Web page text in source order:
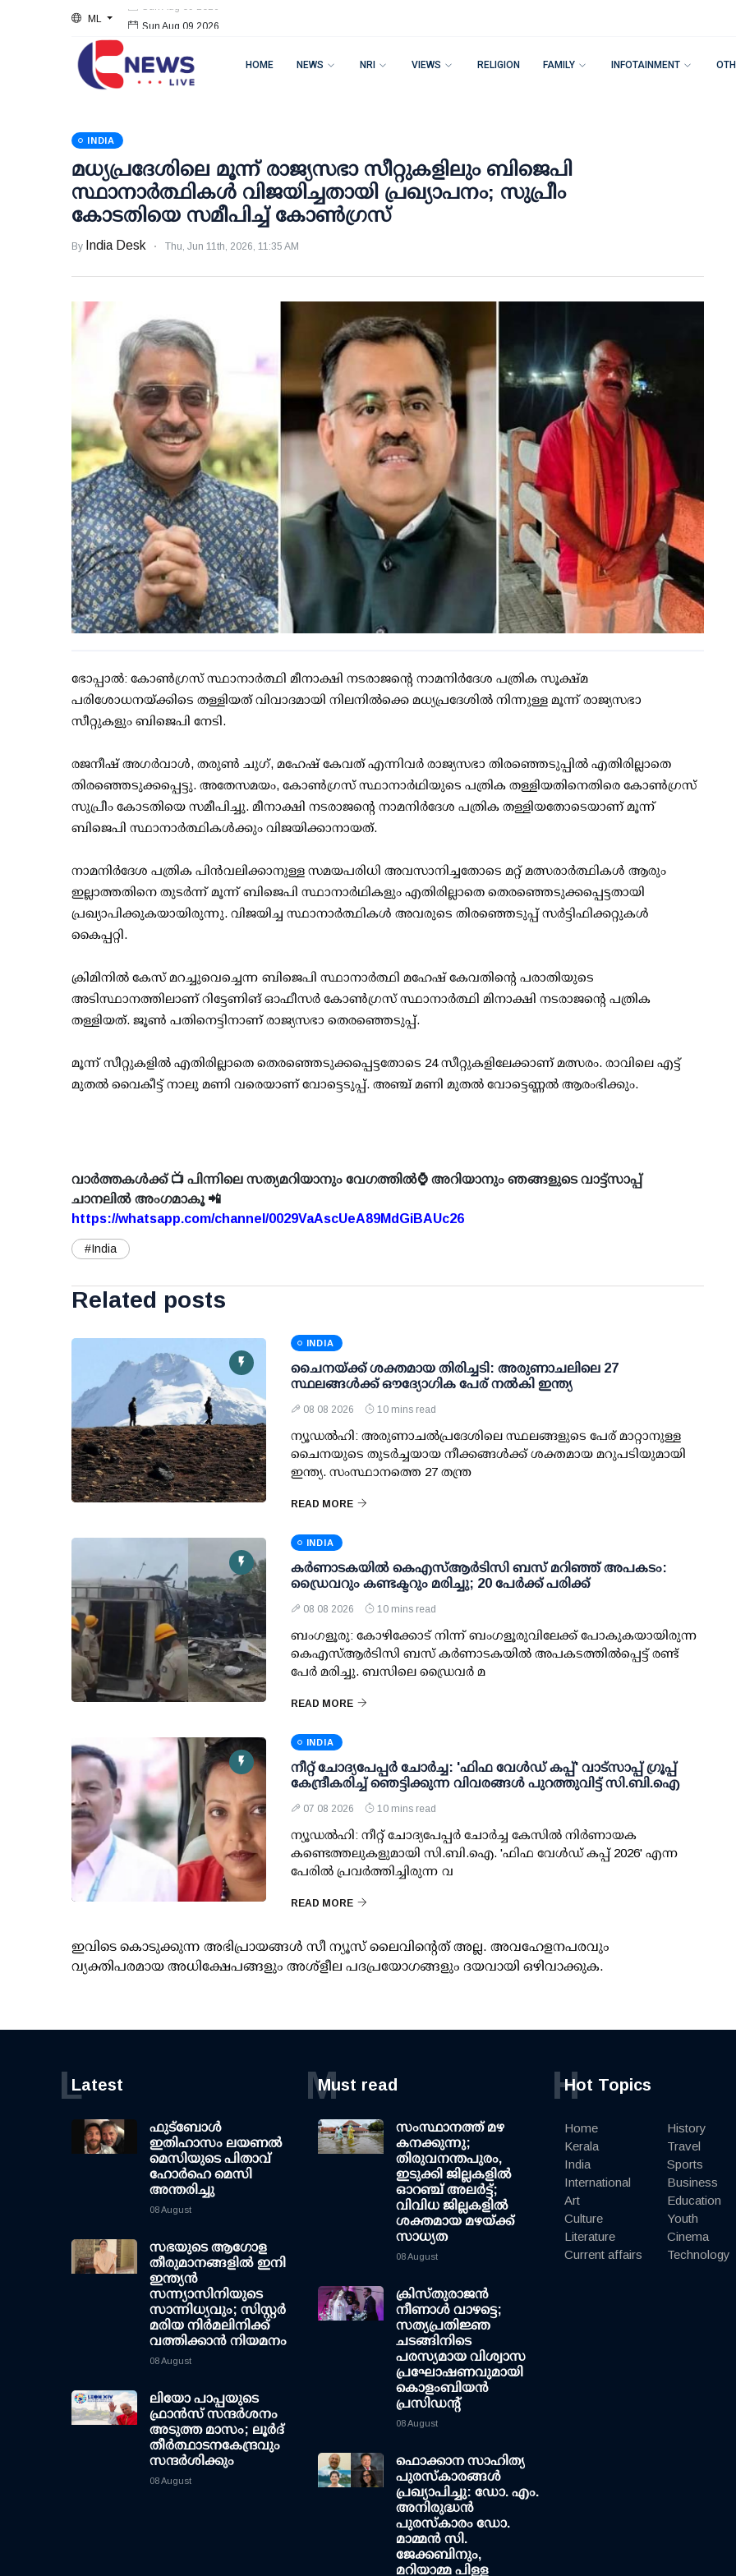
ML Sun Aug 09 2026
HOME NEWS NRI VIEWS RELIGION FAMILY INFOTAINMENT
INDIA
മധ്യപ്രദേശിലെ മൂന്ന് രാജ്യസഭാ സീറ്റുകളിലും ബിജെപി
സ്ഥാനാര്‍ത്ഥികള്‍ വിജയിച്ചതായി പ്രഖ്യാപനം; സുപ്രീം
കോടതിയെ സമീപിച്ച് കോണ്‍ഗ്രസ്
By India Desk Thu, Jun 11th, 2026, 11:35 AM
ഭോപ്പാല്‍: കോണ്‍ഗ്രസ് സ്ഥാനാര്‍ത്ഥി മീനാക്ഷി നടരാജന്റെ നാമനിര്‍ദേശ പത്രിക സൂക്ഷ്മ
പരിശോധനയ്ക്കിടെ തള്ളിയത് വിവാദമായി നിലനില്‍ക്കെ മധ്യപ്രദേശില്‍ നിന്നുള്ള മൂന്ന് രാജ്യസഭാ
സീറ്റുകളും ബിജെപി നേടി.
രജനീഷ് അഗര്‍വാള്‍, തരുണ്‍ ചുഗ്, മഹേഷ് കേവത് എന്നിവര്‍ രാജ്യസഭാ തിരഞ്ഞെടുപ്പില്‍ എതിരില്ലാതെ
തിരഞ്ഞെടുക്കപ്പെട്ടു. അതേസമയം, കോണ്‍ഗ്രസ് സ്ഥാനാര്‍ഥിയുടെ പത്രിക തള്ളിയതിനെതിരെ കോണ്‍ഗ്രസ്
സുപ്രീം കോടതിയെ സമീപിച്ചു. മീനാക്ഷി നടരാജന്റെ നാമനിര്‍ദേശ പത്രിക തള്ളിയതോടെയാണ് മൂന്ന്
ബിജെപി സ്ഥാനാര്‍ത്ഥികള്‍ക്കും വിജയിക്കാനായത്.
നാമനിര്‍ദേശ പത്രിക പിന്‍വലിക്കാനുള്ള സമയപരിധി അവസാനിച്ചതോടെ മറ്റ് മത്സരാര്‍ത്ഥികള്‍ ആരും
ഇല്ലാത്തതിനെ തുടര്‍ന്ന് മൂന്ന് ബിജെപി സ്ഥാനാര്‍ഥികളും എതിരില്ലാതെ തെരഞ്ഞെടുക്കപ്പെട്ടതായി
പ്രഖ്യാപിക്കുകയായിരുന്നു. വിജയിച്ച സ്ഥാനാര്‍ത്ഥികള്‍ അവരുടെ തിരഞ്ഞെടുപ്പ് സര്‍ട്ടിഫിക്കറ്റുകള്‍
കൈപ്പറ്റി.
ക്രിമിനില്‍ കേസ് മറച്ചുവെച്ചെന്ന ബിജെപി സ്ഥാനാര്‍ത്ഥി മഹേഷ് കേവതിന്റെ പരാതിയുടെ
അടിസ്ഥാനത്തിലാണ് റിട്ടേണിങ് ഓഫീസര്‍ കോണ്‍ഗ്രസ് സ്ഥാനാര്‍ത്ഥി മിനാക്ഷി നടരാജന്റെ പത്രിക
തള്ളിയത്. ജൂണ്‍ പതിനെട്ടിനാണ് രാജ്യസഭാ തെരഞ്ഞെടുപ്പ്.
മൂന്ന് സീറ്റുകളില്‍ എതിരില്ലാതെ തെരഞ്ഞെടുക്കപ്പെട്ടതോടെ 24 സീറ്റുകളിലേക്കാണ് മത്സരം. രാവിലെ എട്ട്
മുതല്‍ വൈകീട്ട് നാലു മണി വരെയാണ് വോട്ടെടുപ്പ്. അഞ്ച് മണി മുതല്‍ വോട്ടെണ്ണല്‍ ആരംഭിക്കും.
വാർത്തകൾക്ക് 📺 പിന്നിലെ സത്യമറിയാനും വേഗത്തിൽ⌚ അറിയാനും ഞങ്ങളുടെ വാട്ട്സാപ്പ്
ചാനലിൽ അംഗമാകൂ 📲
https://whatsapp.com/channel/0029VaAscUeA89MdGiBAUc26
#India
Related posts
INDIA
ചൈനയ്ക്ക് ശക്തമായ തിരിച്ചടി: അരുണാചലിലെ 27
സ്ഥലങ്ങള്‍ക്ക് ഔദ്യോഗിക പേര് നല്‍കി ഇന്ത്യ
08 08 2026 10 mins read
ന്യൂഡല്‍ഹി: അരുണാചല്‍പ്രദേശിലെ സ്ഥലങ്ങളുടെ പേര് മാറ്റാനുള്ള
ചൈനയുടെ തുടര്‍ച്ചയായ നീക്കങ്ങള്‍ക്ക് ശക്തമായ മറുപടിയുമായി
ഇന്ത്യ. സംസ്ഥാനത്തെ 27 തന്ത്ര
READ MORE
INDIA
കര്‍ണാടകയില്‍ കെഎസ്ആര്‍ടിസി ബസ് മറിഞ്ഞ് അപകടം:
ഡ്രൈവറും കണ്ടക്ടറും മരിച്ചു; 20 പേര്‍ക്ക് പരിക്ക്
08 08 2026 10 mins read
ബംഗളൂരു: കോഴിക്കോട് നിന്ന് ബംഗളൂരുവിലേക്ക് പോകുകയായിരുന്ന
കെഎസ്ആര്‍ടിസി ബസ് കര്‍ണാടകയില്‍ അപകടത്തില്‍പ്പെട്ട് രണ്ട്
പേര്‍ മരിച്ചു. ബസിലെ ഡ്രൈവര്‍ മ
READ MORE
INDIA
നീറ്റ് ചോദ്യപേപ്പര്‍ ചോര്‍ച്ച: 'ഫിഫ വേള്‍ഡ് കപ്പ്' വാട്സാപ്പ് ഗ്രൂപ്പ്
കേന്ദ്രീകരിച്ച് ഞെട്ടിക്കുന്ന വിവരങ്ങള്‍ പുറത്തുവിട്ട് സി.ബി.ഐ
07 08 2026 10 mins read
ന്യൂഡല്‍ഹി: നീറ്റ് ചോദ്യപേപ്പര്‍ ചോര്‍ച്ച കേസില്‍ നിര്‍ണായക
കണ്ടെത്തലുകളുമായി സി.ബി.ഐ. 'ഫിഫ വേള്‍ഡ് കപ്പ് 2026' എന്ന
പേരില്‍ പ്രവര്‍ത്തിച്ചിരുന്ന വ
READ MORE
ഇവിടെ കൊടുക്കുന്ന അഭിപ്രായങ്ങള്‍ സീ ന്യൂസ് ലൈവിന്റെത് അല്ല. അവഹേളനപരവും
വ്യക്തിപരമായ അധിക്ഷേപങ്ങളും അശ്‌ളീല പദപ്രയോഗങ്ങളും ദയവായി ഒഴിവാക്കുക.
Latest
L
ഫുട്ബോൾ
ഇതിഹാസം ലയണൽ
മെസിയുടെ പിതാവ്
ഹോർഹെ മെസി
അന്തരിച്ചു
08 August
സഭയുടെ ആഗോള
തീരുമാനങ്ങളിൽ ഇനി
ഇന്ത്യൻ
സന്ന്യാസിനിയുടെ
സാന്നിധ്യവും; സിസ്റ്റർ
മരിയ നിർമലിനിക്ക്
വത്തിക്കാൻ നിയമനം
08 August
ലിയോ പാപ്പയുടെ
ഫ്രാൻസ് സന്ദർശനം
അടുത്ത മാസം; ലൂർദ്
തീർത്ഥാടനകേന്ദ്രവും
സന്ദർശിക്കും
08 August
Must read
M
സംസ്ഥാനത്ത് മഴ
കനക്കുന്നു;
തിരുവനന്തപുരം,
ഇടുക്കി ജില്ലകളിൽ
ഓറഞ്ച് അലർട്ട്;
വിവിധ ജില്ലകളിൽ
ശക്തമായ മഴയ്ക്ക്
സാധ്യത
08 August
ക്രിസ്തുരാജൻ
നീണാൾ വാഴട്ടെ;
സത്യപ്രതിജ്ഞ
ചടങ്ങിനിടെ
പരസ്യമായ വിശ്വാസ
പ്രഘോഷണവുമായി
കൊളംബിയൻ
പ്രസിഡന്റ്
08 August
ഫൊക്കാന സാഹിത്യ
പുരസ്‌കാരങ്ങള്‍
പ്രഖ്യാപിച്ചു: ഡോ. എം.
അനിരുദ്ധന്‍
പുരസ്‌കാരം ഡോ.
മാമ്മന്‍ സി.
ജേക്കബിനും,
മറിയാമ്മ പിള്ള
Hot Topics
H
Home
Kerala
India
International
Art
Culture
Literature
Current affairs
History
Travel
Sports
Business
Education
Youth
Cinema
Technology